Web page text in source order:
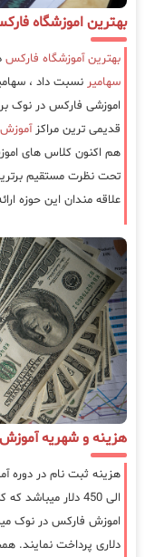
بهترین اموزشگاه
بهترین آموزشگاه فارکس
سهامیر نسبت داد ،
اموزشی فارکس در نوک
قدیمی ترین مراکز
هم اکنون کلاس های
تحت نظرت مستقیم
علاقه مندان این حوزه
هزینه و شهریه
الی 450 دلار
اموزش فارکس در نوک
دلاری پرداخت نمایند.